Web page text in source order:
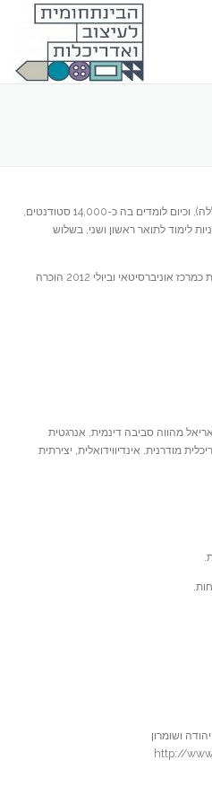
האוניברסיטה הוקמה בשנת 1982 (כמכללה), וכיום לומדים בה כ-14,000 סטודנטים,
לתואר אקדמי ב-28 תוכניות לימוד לתואר ראשון ושני, בשלוש
בראשית 2010 הוכרה המכללה האקדמית כמרכז אוניברסיטאי וביולי 2012 הוכרה
מהווה סביבה דינמית, אנרגטית
מודרנית, אינדיווידואלית, יצירתית
ושומרון